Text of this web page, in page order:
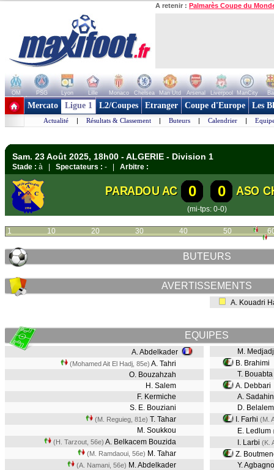
A retenir : Palmarès Coupe du
OM PSG Lyon Lille Monaco Chelsea Man Utd Arsenal Liverpool ManCity
+ de clubs
Mercato Ligue 1 L2/Coupes Etranger Coupe d'Europe Les
Actualité | Résultats & Classement | Buteurs | Calendrier |
Sam. 23 Août 2025, 18h00 - ALGERIE - Division 1
Stade : à | Spectateurs : - | Arbitre :
PARADOU AC 0 0 ASO
(mi-tps: 0-0)
1 10 20 30 40 50
BUTEURS
AVERTISSEMENTS
A. Kouadri
EQUIPES
A. Abdelkader
(Mohamed Ait El Hadj, 85e) A. Tahri
O. Bouzahzah
H. Salem
F. Kermiche
S. E. Bouziani
(M. Reguieg, 81e) T. Tahar
M. Soukkou
(H. Tarzout, 56e) A. Belkacem Bouzida
(M. Ramdaoui, 56e) M. Tahar
(A. Namani, 56e) M. Abdelkader
M.
B. Brahimi
T. Bouabta
A. Debbari
A.
D. Belalem
I. Farhi (M.
E. Ledlum
I. Larbi (K.
Z.
Y. Agbagno